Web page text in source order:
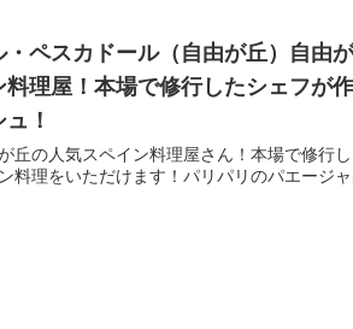
・ペスカドール（自由が丘）自由
料理屋！本場で修行したシェフが
！
丘の人気スペイン料理屋さん！本場で修行
料理をいただけます！パリパリのパエージャ